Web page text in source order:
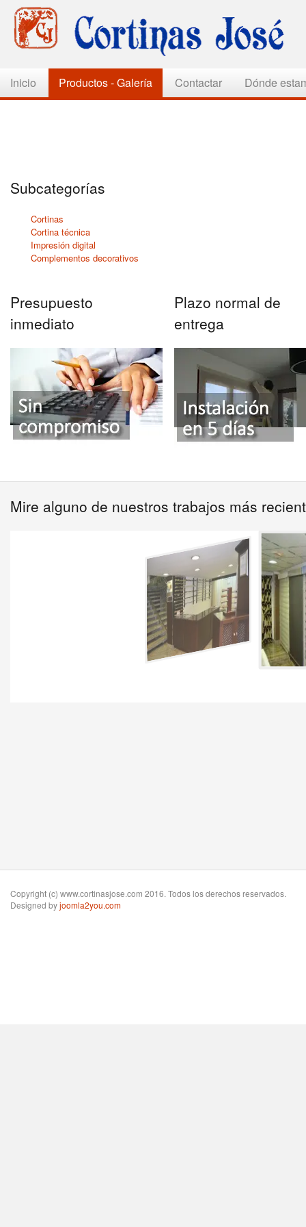
Inicio Productos - Galería Contactar Dónde
Subcategorías
Cortinas
Cortina técnica
Impresión digital
Complementos decorativos
Presupuesto
inmediato
Plazo normal de
entrega
Mire alguno de nuestros trabajos más
Copyright (c) www.cortinasjose.com 2016. Todos los derechos reservados.
Designed byjoomla2you.com